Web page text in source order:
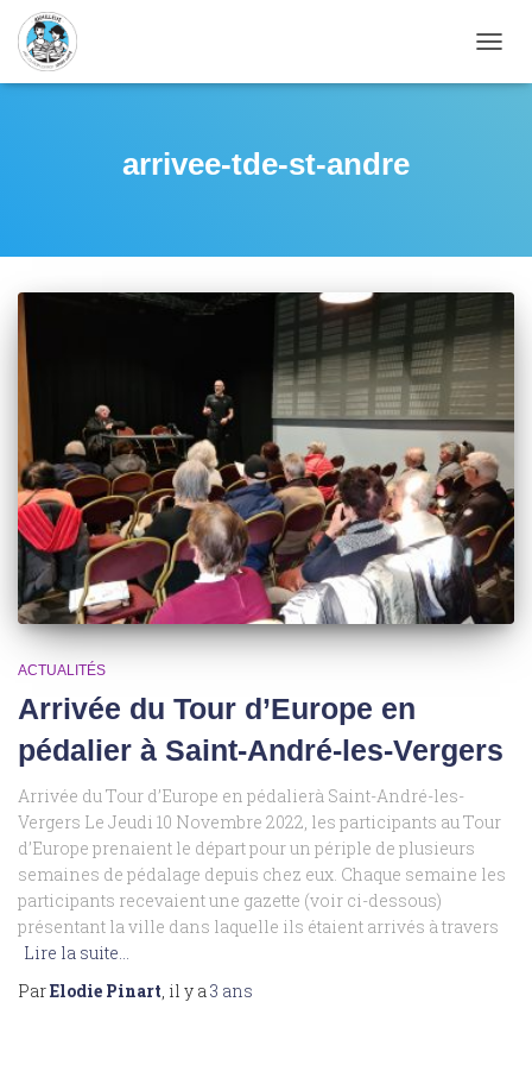
LA
arrivee-tde-st-andre
ACTUALITÉS
Arrivée du Tour d’Europe en
pédalier à Saint-André-les-Vergers
Arrivée du Tour d’Europe en pédalierà Saint-André-les-
Vergers Le Jeudi 10 Novembre 2022, les participants au Tour
d’Europe prenaient le départ pour un périple de plusieurs
semaines de pédalage depuis chez eux. Chaque semaine les
participants recevaient une gazette (voir ci-dessous)
présentant la ville dans laquelle ils étaient arrivés à travers
Lire la suite…
ParElodie Pinart , il y a 3 ans